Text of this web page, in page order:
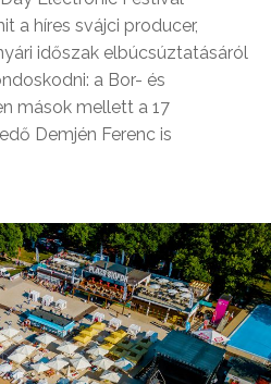
a híres svájci producer,
időszak elbúcsúztatásáról
a Bor- és
mások mellett a 17
Demjén Ferenc is